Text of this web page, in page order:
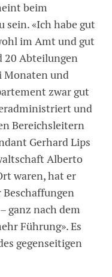
beim
sein. «Ich habe gut
im Amt und gut
20 Abteilungen
Monaten und
zwar gut
und
Bereichsleitern
Gerhard Lips
Alberto
waren, hat er
ganz nach dem
Führung». Es
gegenseitigen